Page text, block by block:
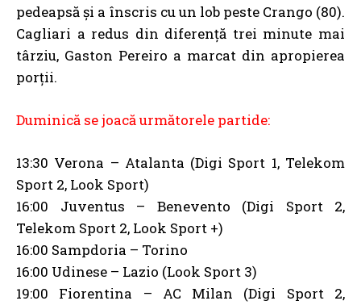
pedeapsă și a înscris cu un lob peste Crango (80).
Cagliari a redus din diferență trei minute mai
târziu, Gaston Pereiro a marcat din apropierea
porții.
Duminică se joacă următorele partide:
13:30 Verona – Atalanta (Digi Sport 1, Telekom
Sport 2, Look Sport)
16:00 Juventus – Benevento (Digi Sport 2,
Telekom Sport 2, Look Sport +)
16:00 Sampdoria – Torino
16:00 Udinese – Lazio (Look Sport 3)
19:00 Fiorentina – AC Milan (Digi Sport 2,